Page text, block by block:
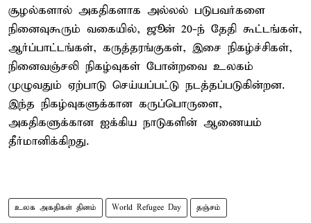
சூழல்களால் அகதிகளாக அல்லல் படுபவர்களை
நினைவுகூரும் வகையில், ஜூன் 20-ந் தேதி கூட்டங்கள்,
ஆர்ப்பாட்டங்கள், கருத்தரங்குகள், இசை நிகழ்ச்சிகள்,
நினைவஞ்சலி நிகழ்வுகள் போன்றவை உலகம்
முழுவதும் ஏற்பாடு செய்யப்பட்டு நடத்தப்படுகின்றன.
இந்த நிகழ்வுகளுக்கான கருப்பொருளை,
அகதிகளுக்கான ஐக்கிய நாடுகளின் ஆணையம்
தீர்மானிக்கிறது.
உலக அகதிகள் தினம் World Refugee Day தஞ்சம்